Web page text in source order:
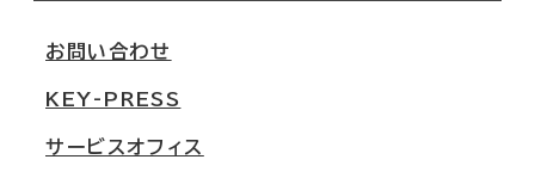
オフィス移転Q&A
大阪
名古屋
お問い合わせ
KEY-PRESS
サービスオフィス